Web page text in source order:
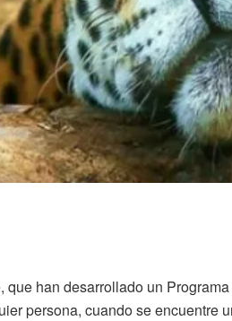
que han desarrollado un
persona, cuando se encuentre